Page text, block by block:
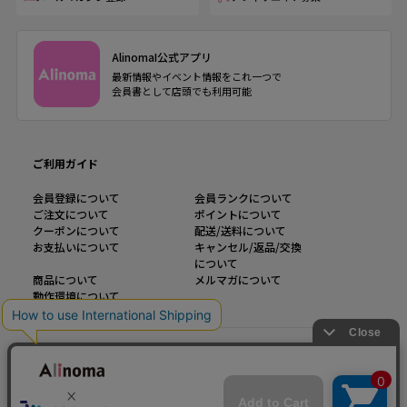
AlinomaI公式アプリ
最新情報やイベント情報をこれ一つで
会員書として店頭でも利用可能
ご利用ガイド
会員登録について
会員ランクについて
ご注文について
ポイントについて
クーポンについて
配送/送料について
お支払いについて
キャンセル/返品/交換
について
商品について
メルマガについて
動作環境について
インフォメーション
運営会社
ご利用規約